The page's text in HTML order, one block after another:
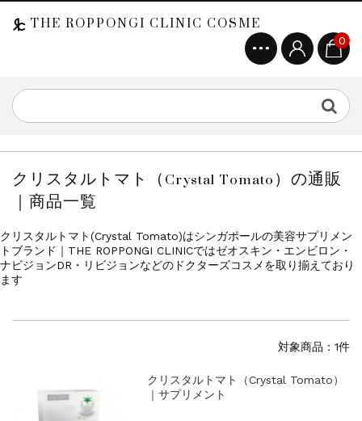
THE ROPPONGI CLINIC COSME
0
クリスタルトマト（Crystal Tomato）の通販
｜商品一覧
クリスタルトマト(Crystal Tomato)はシンガポールの美容サプリメン
トブランド｜THE ROPPONGI CLINICではゼオスキン・エンビロン・
ナビジョンDR・リビジョンなどのドクターズコスメを取り揃えており
ます
対象商品：1件
クリスタルトマト（Crystal Tomato）
｜サプリメント